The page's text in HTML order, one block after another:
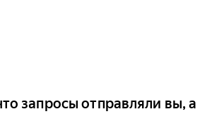
запросы отправляли вы, а